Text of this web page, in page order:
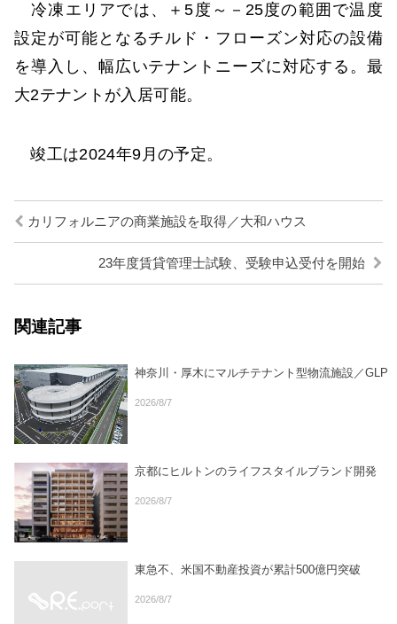
冷凍エリアでは、＋5度～－25度の範囲で温度
設定が可能となるチルド・フローズン対応の設備
を導入し、幅広いテナントニーズに対応する。最
大2テナントが入居可能。
竣工は2024年9月の予定。
カリフォルニアの商業施設を取得／大和ハウス
23年度賃貸管理士試験、受験申込受付を開始
関連記事
神奈川・厚木にマルチテナント型物流施設／GLP
2026/8/7
京都にヒルトンのライフスタイルブランド開発
2026/8/7
東急不、米国不動産投資が累計500億円突破
2026/8/7